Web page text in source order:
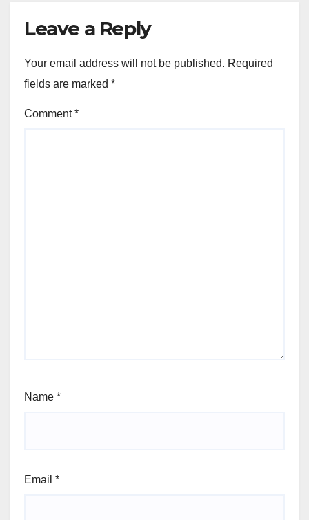
Leave a Reply
Your email address will not be published. Required
fields are marked *
Comment*
Name *
Email *